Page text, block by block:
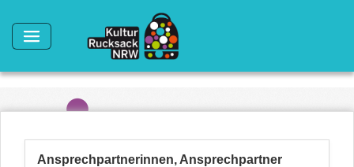
Ansprechpartnerinnen, Ansprechpartner